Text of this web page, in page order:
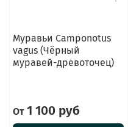
Муравьи Camponotus
vagus (Чёрный
муравей-древоточец)
От1 100 руб